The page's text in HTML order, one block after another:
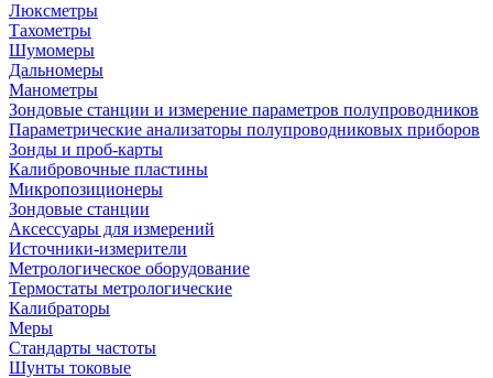
Люксметры
Тахометры
Шумомеры
Дальномеры
Манометры
Зондовые станции и измерение параметров полупроводников
Параметрические анализаторы полупроводниковых приборов
Зонды и проб-карты
Калибровочные пластины
Микропозиционеры
Зондовые станции
Аксессуары для измерений
Источники-измерители
Метрологическое оборудование
Термостаты метрологические
Калибраторы
Меры
Стандарты частоты
Шунты токовые